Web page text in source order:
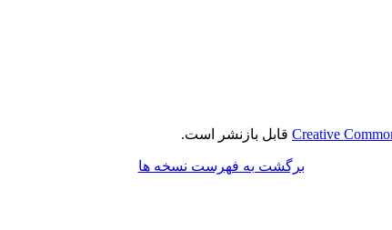
Creative قابل بازنشر است.
برگشت به فهرست نسخه ها